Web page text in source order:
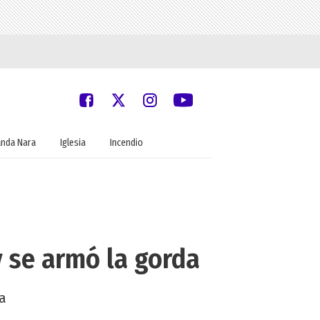
Nara Iglesia Incendio
armó la gorda